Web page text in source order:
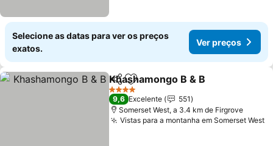
Selecione as datas para ver os preços
exatos.
Ver preços
PartilharAdicionar aos favoritos
Khashamongo B & B
4 Estrelas
9,6 Excelente
551
Somerset West, a 3.4 km de Firgrove
Vistas para a montanha em Somerset West